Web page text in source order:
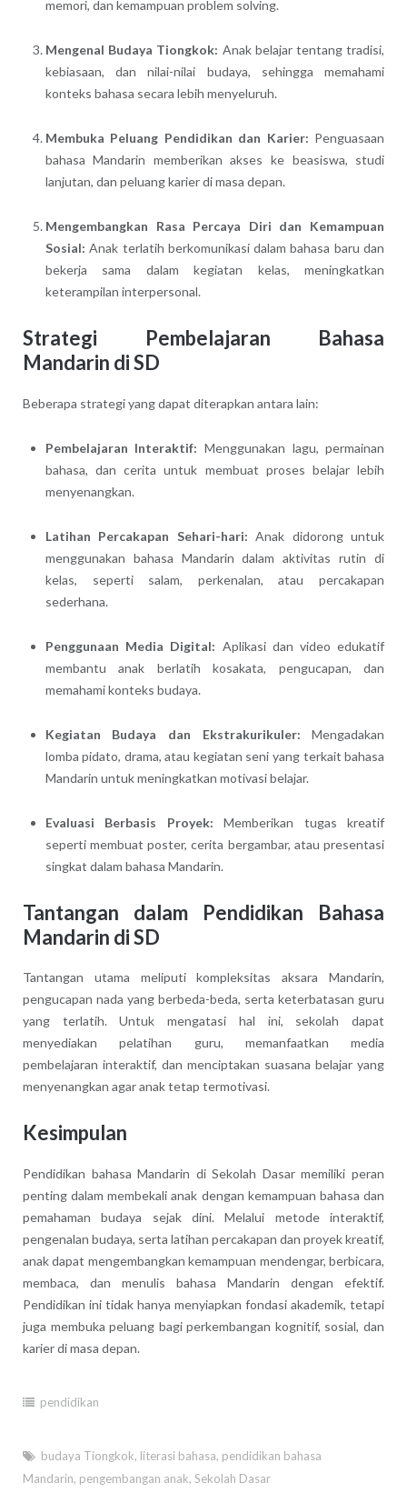
memori, dan kemampuan problem solving.
Mengenal Budaya Tiongkok: Anak belajar tentang tradisi,
kebiasaan, dan nilai-nilai budaya, sehingga memahami
konteks bahasa secara lebih menyeluruh.
Membuka Peluang Pendidikan dan Karier: Penguasaan
bahasa Mandarin memberikan akses ke beasiswa, studi
lanjutan, dan peluang karier di masa depan.
Mengembangkan Rasa Percaya Diri dan Kemampuan
Sosial: Anak terlatih berkomunikasi dalam bahasa baru dan
bekerja sama dalam kegiatan kelas, meningkatkan
keterampilan interpersonal.
Strategi Pembelajaran Bahasa
Mandarin di SD
Beberapa strategi yang dapat diterapkan antara lain:
Pembelajaran Interaktif: Menggunakan lagu, permainan
bahasa, dan cerita untuk membuat proses belajar lebih
menyenangkan.
Latihan Percakapan Sehari-hari: Anak didorong untuk
menggunakan bahasa Mandarin dalam aktivitas rutin di
kelas, seperti salam, perkenalan, atau percakapan
sederhana.
Penggunaan Media Digital: Aplikasi dan video edukatif
membantu anak berlatih kosakata, pengucapan, dan
memahami konteks budaya.
Kegiatan Budaya dan Ekstrakurikuler: Mengadakan
lomba pidato, drama, atau kegiatan seni yang terkait bahasa
Mandarin untuk meningkatkan motivasi belajar.
Evaluasi Berbasis Proyek: Memberikan tugas kreatif
seperti membuat poster, cerita bergambar, atau presentasi
singkat dalam bahasa Mandarin.
Tantangan dalam Pendidikan Bahasa
Mandarin di SD
Tantangan utama meliputi kompleksitas aksara Mandarin,
pengucapan nada yang berbeda-beda, serta keterbatasan guru
yang terlatih. Untuk mengatasi hal ini, sekolah dapat
menyediakan pelatihan guru, memanfaatkan media
pembelajaran interaktif, dan menciptakan suasana belajar yang
menyenangkan agar anak tetap termotivasi.
Kesimpulan
Pendidikan bahasa Mandarin di Sekolah Dasar memiliki peran
penting dalam membekali anak dengan kemampuan bahasa dan
pemahaman budaya sejak dini. Melalui metode interaktif,
pengenalan budaya, serta latihan percakapan dan proyek kreatif,
anak dapat mengembangkan kemampuan mendengar, berbicara,
membaca, dan menulis bahasa Mandarin dengan efektif.
Pendidikan ini tidak hanya menyiapkan fondasi akademik, tetapi
juga membuka peluang bagi perkembangan kognitif, sosial, dan
karier di masa depan.
pendidikan
budaya Tiongkok, literasi bahasa, pendidikan bahasa
Mandarin, pengembangan anak, Sekolah Dasar